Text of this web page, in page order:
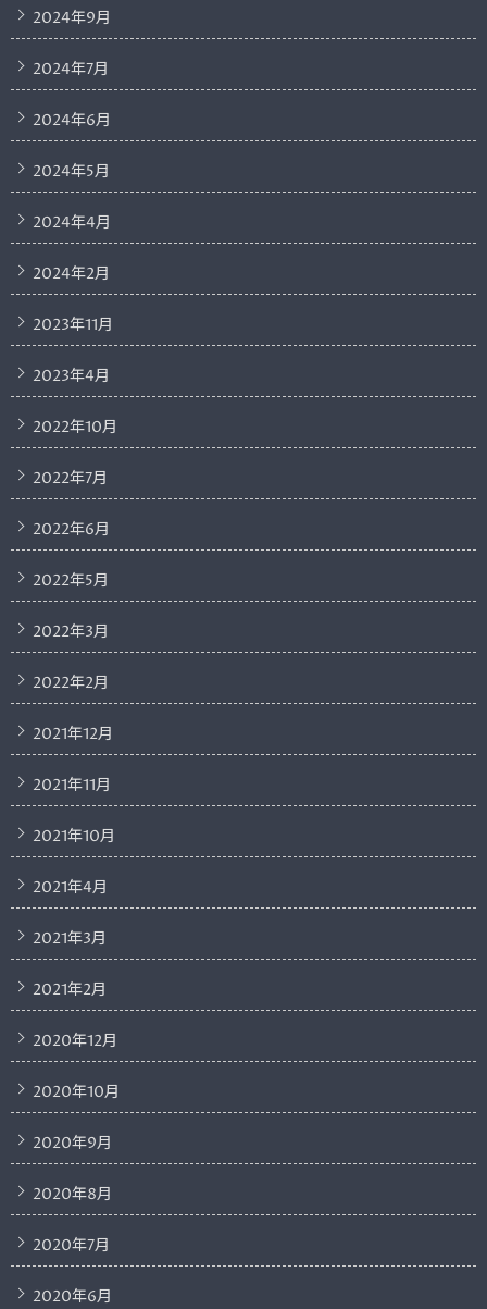
2024年9月
2024年7月
2024年6月
2024年5月
2024年4月
2024年2月
2023年11月
2023年4月
2022年10月
2022年7月
2022年6月
2022年5月
2022年3月
2022年2月
2021年12月
2021年11月
2021年10月
2021年4月
2021年3月
2021年2月
2020年12月
2020年10月
2020年9月
2020年8月
2020年7月
2020年6月